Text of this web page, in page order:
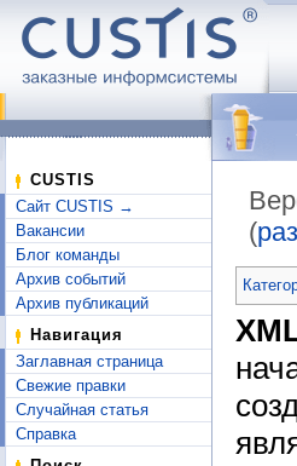
CUSTIS
Сайт CUSTIS →
Вакансии
Блог команды
Архив событий
Архив публикаций
Навигация
Заглавная страница
Свежие правки
Случайная статья
Справка
(